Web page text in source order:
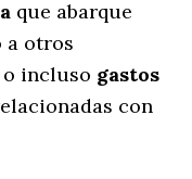
que abarque
a otros
o incluso gastos
con